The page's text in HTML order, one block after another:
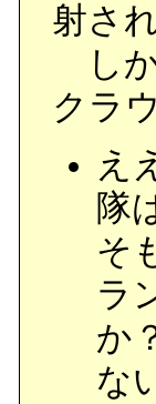
射さ
しか
クラ
え
隊
そ
ラ
か
な